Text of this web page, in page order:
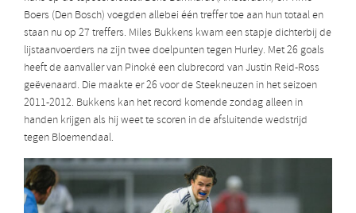
Boers (Den Bosch) voegden allebei één treffer toe aan hun totaal en
staan nu op 27 treffers. Miles Bukkens kwam een stapje dichterbij de
lijstaanvoerders na zijn twee doelpunten tegen Hurley. Met 26 goals
heeft de aanvaller van Pinoké een clubrecord van Justin Reid-Ross
geëvenaard. Die maakte er 26 voor de Steekneuzen in het seizoen
2011-2012. Bukkens kan het record komende zondag alleen in
handen krijgen als hij weet te scoren in de afsluitende wedstrijd
tegen Bloemendaal.